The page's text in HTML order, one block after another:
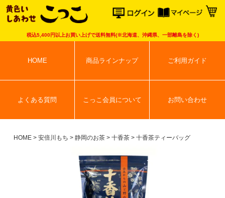
こっこオン
税込5,400円以上お買い上げで送料無料(※北海道、沖縄県、一部離島を除く)
HOME 商品ラインナップ ご利用ガイド
よくある質問 こっこ会員について お問い合わせ
HOME 安倍川もち 静岡のお茶 十香茶 十香茶ティーバッグ